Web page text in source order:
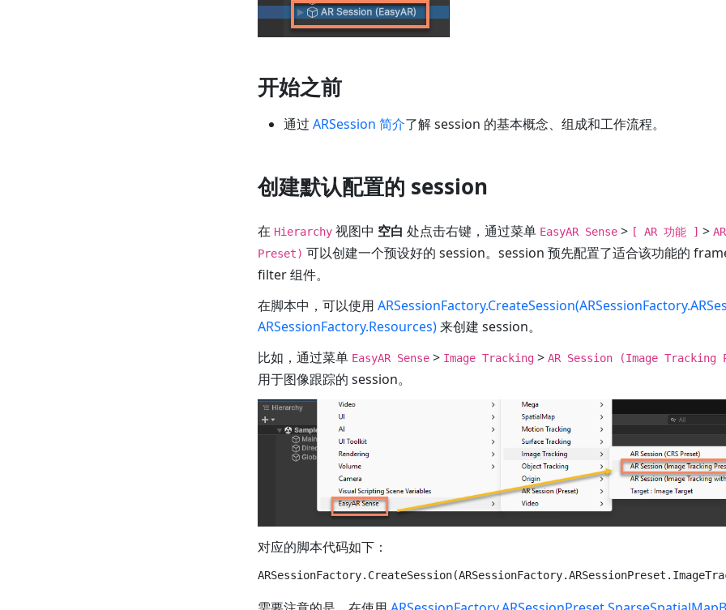
开始之前
通过 ARSession 简介了解 session 的基本概念、组成和工作流程。
创建默认配置的 session
在 Hierarchy视图中 空白 处点击右键，通过菜单 EasyAR Sense> [ AR 功能 ] >
Preset) 可以创建一个预设好的 session。session 预先配置了适合该功能的
filter 组件。
在脚本中，可以使用
ARSessionFactory.Resources)来创建 session。
比如，通过菜单 EasyAR Sense> Image Tracking> AR Session (Image Tracking
用于图像跟踪的 session。
对应的脚本代码如下：